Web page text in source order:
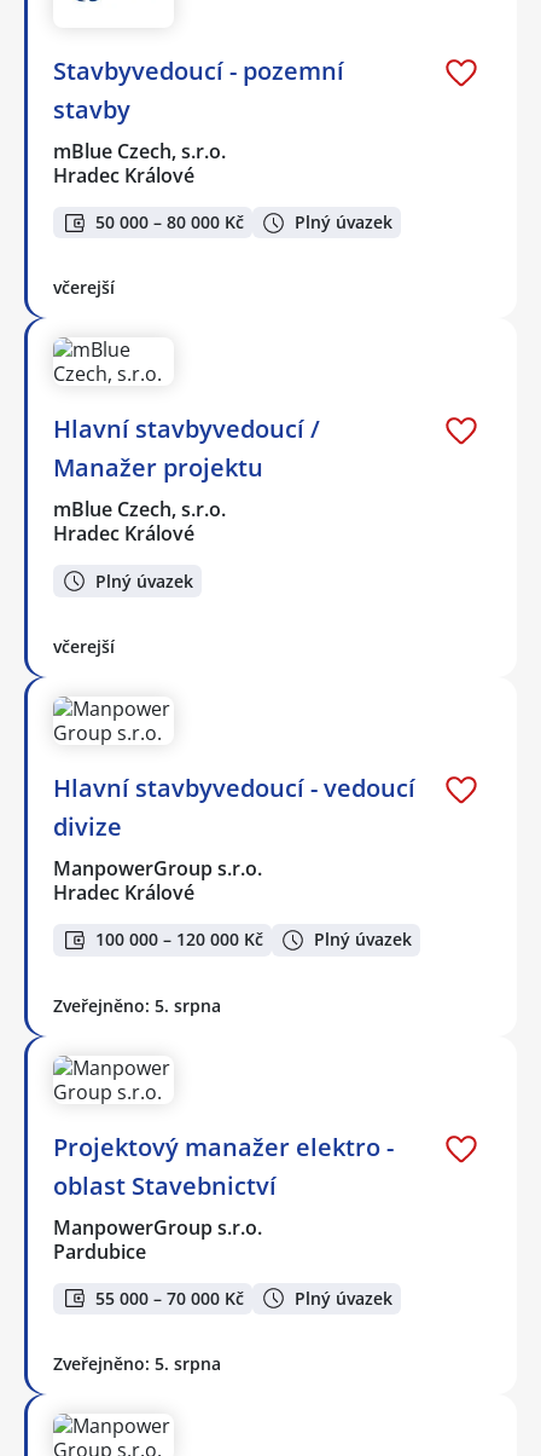
Stavbyvedoucí - pozemní
stavby
mBlue Czech, s.r.o.
Hradec Králové
50 000 – 80 000 Kč Plný úvazek
včerejší
Hlavní stavbyvedoucí /
Manažer projektu
mBlue Czech, s.r.o.
Hradec Králové
Plný úvazek
včerejší
Hlavní stavbyvedoucí - vedoucí
divize
ManpowerGroup s.r.o.
Hradec Králové
100 000 – 120 000 Kč Plný úvazek
Zveřejněno: 5. srpna
Projektový manažer elektro -
oblast Stavebnictví
ManpowerGroup s.r.o.
Pardubice
55 000 – 70 000 Kč Plný úvazek
Zveřejněno: 5. srpna